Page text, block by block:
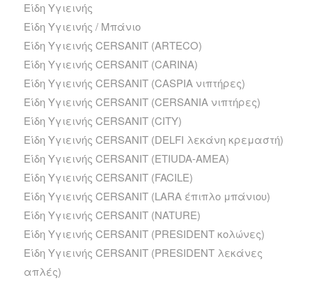
Είδη Υγιεινής
Είδη Υγιεινής / Μπάνιο
Είδη Υγιεινής CERSANIT (ARTECO)
Είδη Υγιεινής CERSANIT (CARINA)
Είδη Υγιεινής CERSANIT (CASPIA νιπτήρες)
Είδη Υγιεινής CERSANIT (CERSANIA νιπτήρες)
Είδη Υγιεινής CERSANIT (CITY)
Είδη Υγιεινής CERSANIT (DELFI λεκάνη κρεμαστή)
Είδη Υγιεινής CERSANIT (ETIUDA-AMEA)
Είδη Υγιεινής CERSANIT (FACILE)
Είδη Υγιεινής CERSANIT (LARA έπιπλο μπάνιου)
Είδη Υγιεινής CERSANIT (NATURE)
Είδη Υγιεινής CERSANIT (PRESIDENT κολώνες)
Είδη Υγιεινής CERSANIT (PRESIDENT λεκάνες
απλές)